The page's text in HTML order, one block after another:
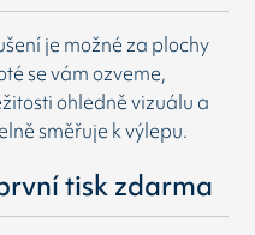
je možné za plochy
se vám ozveme,
ohledně vizuálu a
směřuje k výlepu.
tisk zdarma